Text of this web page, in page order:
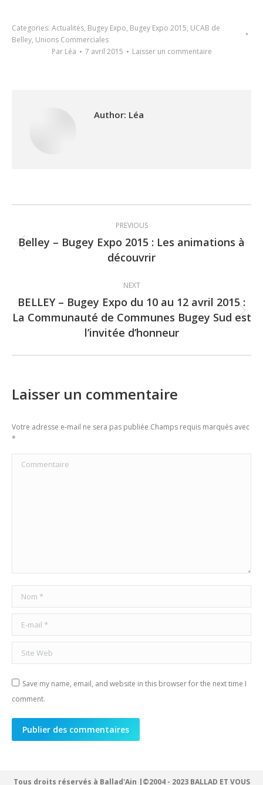
Categories: Actualités, Bugey Expo, Bugey Expo 2015, UCAB de
Belley, Unions Commerciales
Par Léa 7 avril 2015 Laisser un commentaire
Author: Léa
navigation
PREVIOUS
Previous
post:
Belley – Bugey Expo 2015 : Les animations à
découvrir
NEXT
Next
post:
BELLEY – Bugey Expo du 10 au 12 avril 2015 :
La Communauté de Communes Bugey Sud est
l’invitée d’honneur
Laisser un commentaire
Votre adresse e-mail ne sera pas publiée Champs requis marqués avec
*
Commentaire
Nom *
E-mail *
Site Web
Save my name, email, and website in this browser for the next time I
comment.
Publier des commentaires
Tous droits réservés à Ballad'Ain |©2004 - 2023 BALLAD ET VOUS